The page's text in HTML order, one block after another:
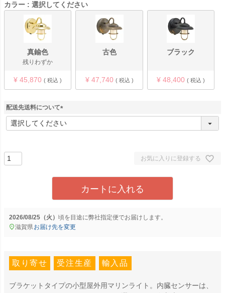
カラー
選択してください
真鍮色
残りわずか
¥ 45,870 税込
古色
¥ 47,740 税込
ブラック
¥ 48,400 税込
配送先送料について
(
必
お気に入りに登録する
カートに入れる
2026/08/25（火） に弊社指定便でお届けします。
滋賀県お届け先を変更
取り寄せ 受注生産 輸入品
ブラケットタイプの小型屋外用マリンライト。内臓センサーは、